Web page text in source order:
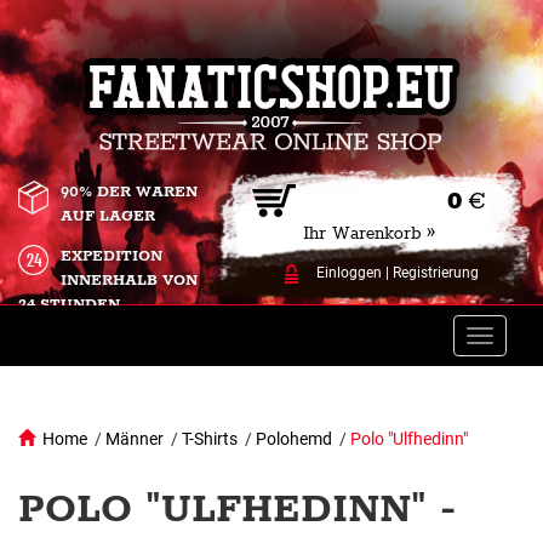
0 €
Ihr Warenkorb »
Einloggen Registrierung
90% DER WAREN
AUF LAGER
EXPEDITION
INNERHALB VON
24 STUNDEN.
Toggle
Home / Männer /T-Shirts / Polohemd / Polo "Ulfhedinn"
POLO "ULFHEDINN" -